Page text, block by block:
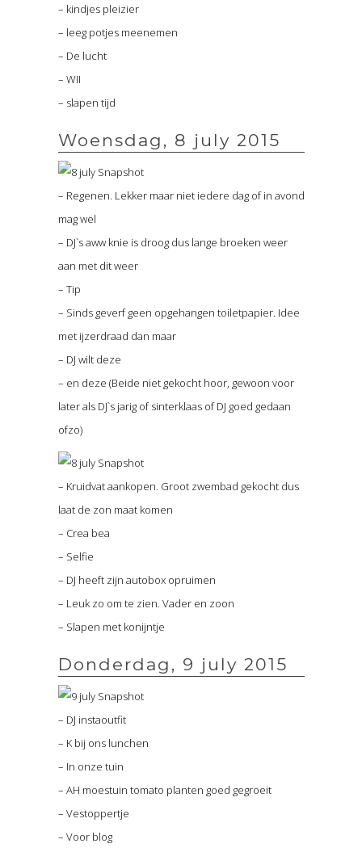
– kindjes pleizier
– leeg potjes meenemen
– De lucht
– WII
– slapen tijd
Woensdag, 8 july 2015
– Regenen. Lekker maar niet iedere dag of in avond
mag wel
– DJ`s aww knie is droog dus lange broeken weer
aan met dit weer
– Tip
– Sinds geverf geen opgehangen toiletpapier. Idee
met ijzerdraad dan maar
– DJ wilt deze
– en deze (Beide niet gekocht hoor, gewoon voor
later als DJ`s jarig of sinterklaas of DJ goed gedaan
ofzo)
– Kruidvat aankopen. Groot zwembad gekocht dus
laat de zon maat komen
– Crea bea
– Selfie
– DJ heeft zijn autobox opruimen
– Leuk zo om te zien. Vader en zoon
– Slapen met konijntje
Donderdag, 9 july 2015
– DJ instaoutfit
– K bij ons lunchen
– In onze tuin
– AH moestuin tomato planten goed gegroeit
– Vestoppertje
– Voor blog